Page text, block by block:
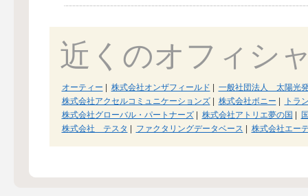
近くのオフィシ
オーティー 株式会社オンザフィールド
一般社団法人 太陽光
株式会社アクセルコミュニケーションズ| 株式会社ボニー
トラ
株式会社グローバル・パートナーズ| 株式会社アトリエ夢の国
株式会社 テスタ
ファクタリングデータベース 株式会社エー